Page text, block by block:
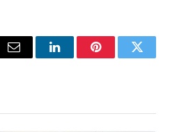
Email LinkedInPinterest